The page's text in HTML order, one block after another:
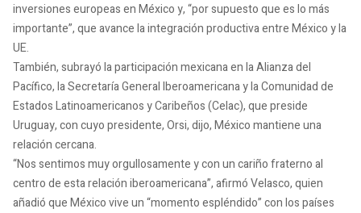
inversiones europeas en México y, “por supuesto que es lo más
importante”, que avance la integración productiva entre México y la
UE.
También, subrayó la participación mexicana en la Alianza del
Pacífico, la Secretaría General Iberoamericana y la Comunidad de
Estados Latinoamericanos y Caribeños (Celac), que preside
Uruguay, con cuyo presidente, Orsi, dijo, México mantiene una
relación cercana.
“Nos sentimos muy orgullosamente y con un cariño fraterno al
centro de esta relación iberoamericana”, afirmó Velasco, quien
añadió que México vive un “momento espléndido” con los países